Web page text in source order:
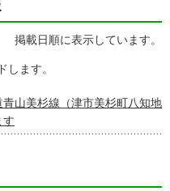
掲載日順に表示しています。
ます。
青山美杉線（津市美杉町八知地
す